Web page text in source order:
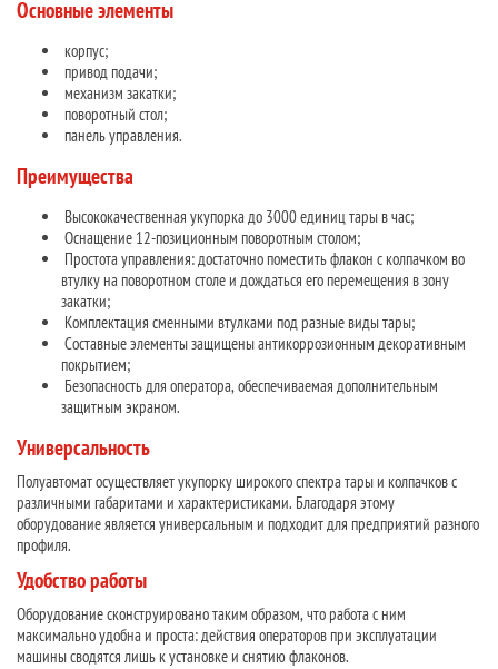
Основные элементы
корпус;
привод подачи;
механизм закатки;
поворотный стол;
панель управления.
Преимущества
Высококачественная укупорка до 3000 единиц тары в час;
Оснащение 12-позиционным поворотным столом;
Простота управления: достаточно поместить флакон с колпачком во
втулку на поворотном столе и дождаться его перемещения в зону
закатки;
Комплектация сменными втулками под разные виды тары;
Составные элементы защищены антикоррозионным декоративным
покрытием;
Безопасность для оператора, обеспечиваемая дополнительным
защитным экраном.
Универсальность
Полуавтомат осуществляет укупорку широкого спектра тары и колпачков с
различными габаритами и характеристиками. Благодаря этому
оборудование является универсальным и подходит для предприятий разного
профиля.
Удобство работы
Оборудование сконструировано таким образом, что работа с ним
максимально удобна и проста: действия операторов при эксплуатации
машины сводятся лишь к установке и снятию флаконов.